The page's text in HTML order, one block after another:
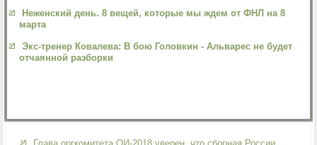
Неженский день. 8 вещей, которые мы ждем от ФНЛ на 8
марта
Экс-тренер Ковалева: В бою Головкин - Альварес не будет
отчаянной разборки